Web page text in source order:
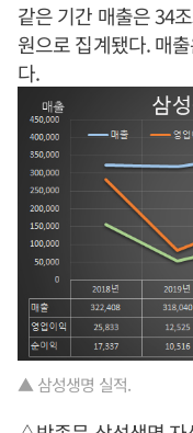
같은 기간 매출은 34
원으로 집계됐다. 매
다.
▲ 삼성생명 실적.